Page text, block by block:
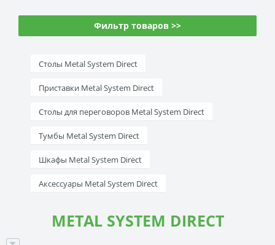
Фильтр товаров >>
Столы Metal System Direct
Приставки Metal System Direct
Столы для переговоров Metal System Direct
Тумбы Metal System Direct
Шкафы Metal System Direct
Аксессуары Metal System Direct
METAL SYSTEM DIRECT